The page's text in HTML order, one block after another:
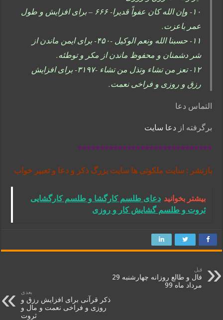
۱۰- وإن الله کان عفواً قدیرا- ۶۶۶ – برای افزایش و طول
عمر باعزت.
۱۱- حسبنا الله ونعم الوکیل -۴۵۰- برای ایمن ماندن از
شر دشمنان و محفوظ ماندن از مکر و توطئه.
۱۲- تعز من تشاء وتذل من تشاء -۳۱۹۷- برای افزایش
رزق و روزی و فراخی نعمت.
التماس دعا
برگرفته ازدعا سایت
******************************
بازنشر : سایت ملکوتی ها سایت بزرگ ذکر و دعا و تعبیر خواب
بیشتر بخوانید دعای طلسم کارگشا و طلسم کارگشایی
ثروت و طلسم گشایش کار و روزی
قبل
فال و طالع روزانه چهارشنبه 29
مرداد ماه 99
بعدی
ذکر قرآنی برای افزایش رزق و
روزی و فراخی نعمت و مال و
ثروت